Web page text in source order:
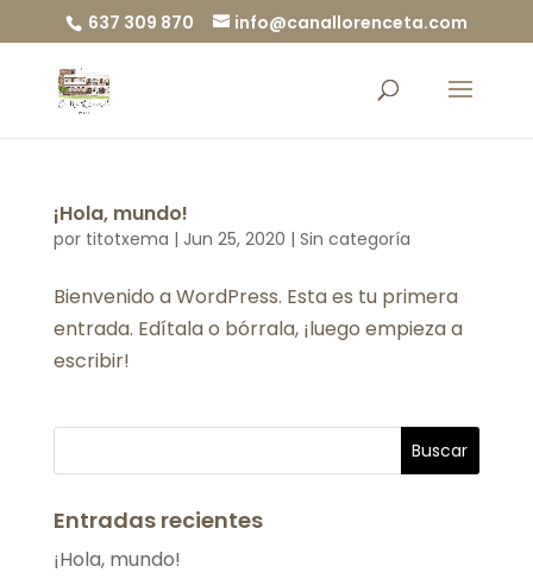
637 309 870 info@canallorenceta.com
¡Hola, mundo!
por titotxema | Jun 25, 2020 | Sin categoría
Bienvenido a WordPress. Esta es tu primera
entrada. Edítala o bórrala, ¡luego empieza a
escribir!
Entradas recientes
¡Hola, mundo!